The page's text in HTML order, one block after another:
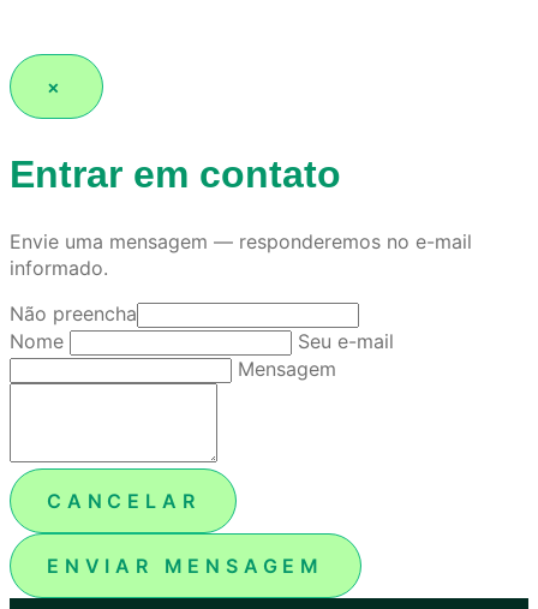
×
Entrar em contato
Envie uma mensagem — responderemos no e-mail
informado.
Não preencha
Nome
Seu e-mail
Mensagem
CANCELAR
ENVIAR MENSAGEM